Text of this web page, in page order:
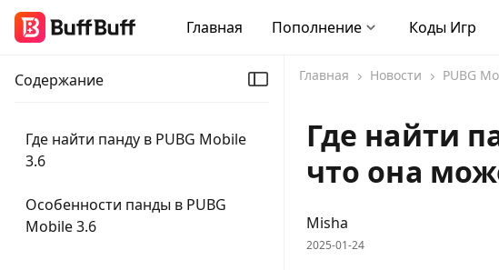
Главная Пополнение Коды Игр
Содержание
Где найти панду в PUBG Mobile
3.6
Особенности панды в PUBG
Mobile 3.6
Главная Новости PUBG
Где найти
что она
Misha
2025-01-24